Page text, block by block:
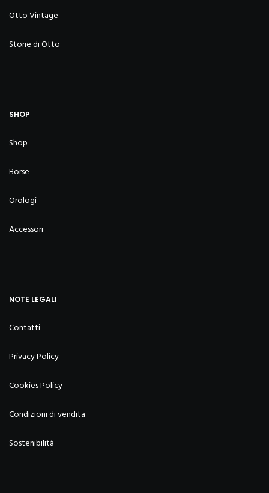
Otto Vintage
Storie di Otto
SHOP
Shop
Borse
Orologi
Accessori
NOTE LEGALI
Contatti
Privacy Policy
Cookies Policy
Condizioni di vendita
Sostenibilità